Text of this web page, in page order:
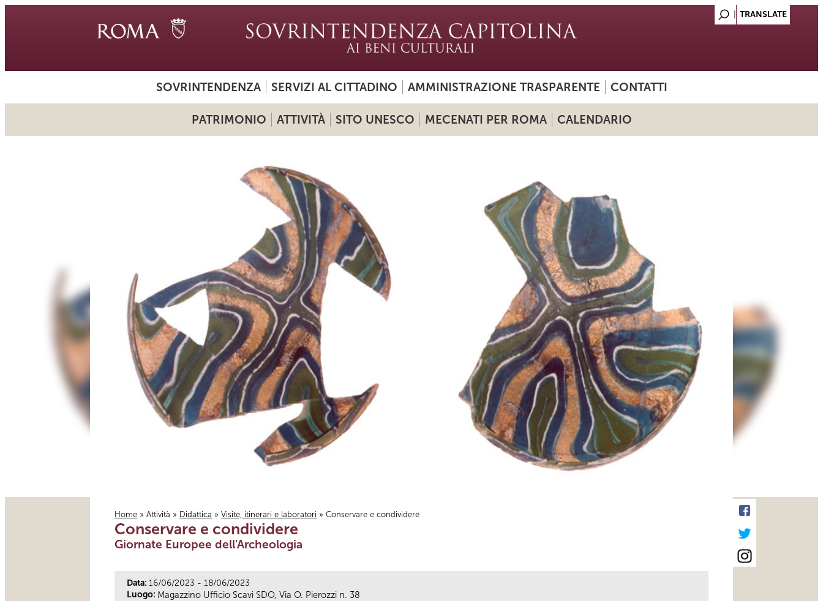
SOVRINTENDENZA SERVIZI AL CITTADINO AMMINISTRAZIONE TRASPARENTE CONTATTI
PATRIMONIO ATTIVITÀ SITO UNESCO MECENATI PER ROMA CALENDARIO
Tu sei qui
Home » Attività » Didattica » Visite, itinerari e laboratori » Conservare e condividere
Conservare e condividere
Giornate Europee dell'Archeologia
Data: 16/06/2023 - 18/06/2023
Luogo: Magazzino Ufficio Scavi SDO, Via O. Pierozzi n. 38